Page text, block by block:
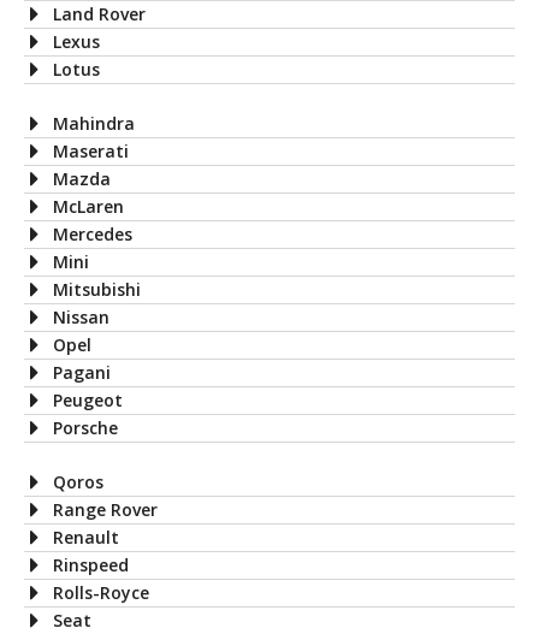
Land Rover
Lexus
Lotus
Mahindra
Maserati
Mazda
McLaren
Mercedes
Mini
Mitsubishi
Nissan
Opel
Pagani
Peugeot
Porsche
Qoros
Range Rover
Renault
Rinspeed
Rolls-Royce
Seat